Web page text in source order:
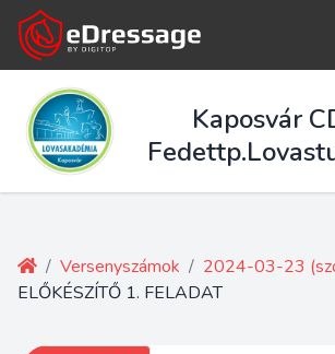
Kaposvár
/ Versenyszámok / 2024-03-23
ELŐKÉSZÍTŐ 1. FELADAT